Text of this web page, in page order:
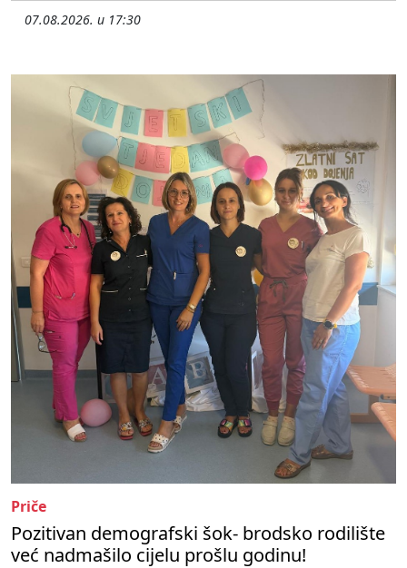
07.08.2026. u 17:30
Priče
Pozitivan demografski šok- brodsko rodilište
već nadmašilo cijelu prošlu godinu!